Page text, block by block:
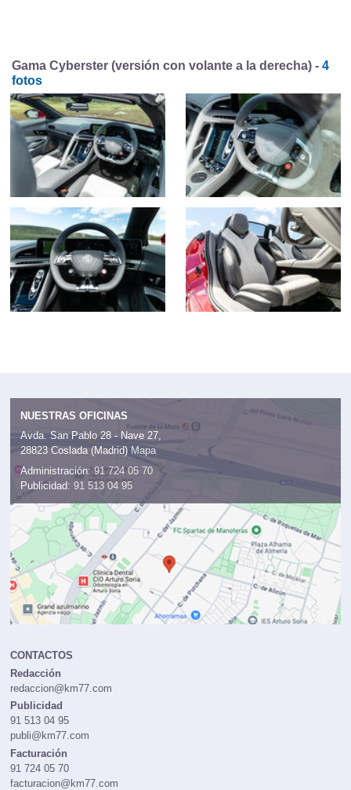
Gama Cyberster (versión con volante a la derecha) - 4
fotos
NUESTRAS OFICINAS
Avda. San Pablo 28 - Nave 27,
28823 Coslada (Madrid) Mapa
Administración: 91 724 05 70
Publicidad: 91 513 04 95
CONTACTOS
Redacción
redaccion@km77.com
Publicidad
91 513 04 95
publi@km77.com
Facturación
91 724 05 70
facturacion@km77.com